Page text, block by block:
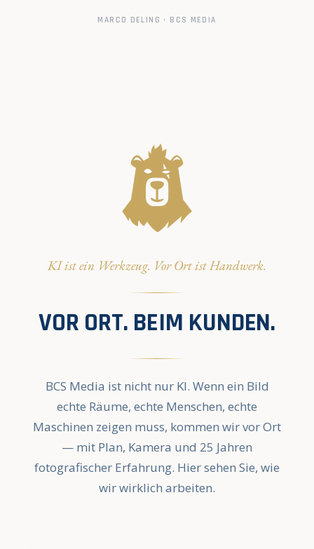
MARCO DELING · BCS MEDIA
KI ist ein Werkzeug. Vor Ort ist Handwerk.
VOR ORT. BEIM KUNDEN.
BCS Media ist nicht nur KI. Wenn ein Bild
echte Räume, echte Menschen, echte
Maschinen zeigen muss, kommen wir vor Ort
— mit Plan, Kamera und 25 Jahren
fotografischer Erfahrung. Hier sehen Sie, wie
wir wirklich arbeiten.